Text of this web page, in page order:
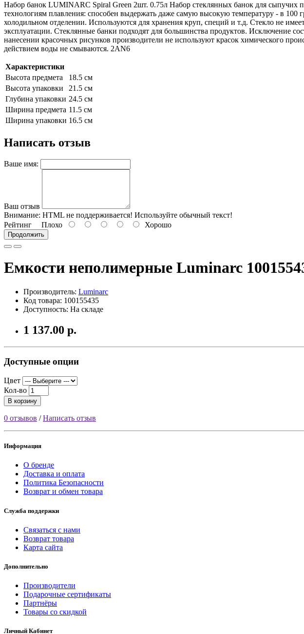
Набор банок LUMINARC Spiral Green 2шт. 0.75л Набор стеклянных банок для сыпучих
технологиям плавления: способен выдержать даже самую высокую температуру - в
холодильном отделении. Используются для хранения круп, специй и т.д. Стекло не
эксплуатации. Стеклянные банки подходят для большинства продуктов. Исключение
нанесении красочных рисунков производители не используют красок химического
действием воды не смываются. 2AN6
Характеристики
Высота предмета
18.5 см
Высота упаковки
21.5 см
Глубина упаковки 24.5 см
Ширина предмета 11.5 см
Ширина упаковки 16.5 см
Написать отзыв
Ваше имя:
Ваш отзыв
Внимание: HTML не поддерживается! Используйте обычный текст!
Рейтинг Плохо Хорошо
Продолжить
Емкости неполимерные Luminarc
Производитель: Luminarc
Код товара: 100155435
Доступность: На складе
1 137.00 р.
Доступные опции
Цвет
Кол-во
В корзину
0 отзывов /Написать отзыв
Информация
О бренде
Доставка и оплата
Политика Безопасности
Возврат и обмен товара
Служба поддержки
Связаться с нами
Возврат товара
Карта сайта
Дополнительно
Производители
Подарочные сертификаты
Партнёры
Товары со скидкой
Личный Кабинет